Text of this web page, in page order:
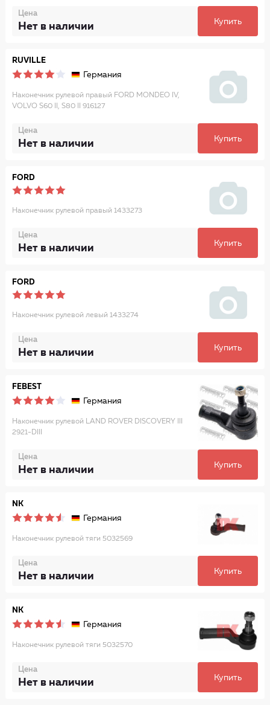
Цена
Нет в наличии Купить
RUVILLE
Германия
Наконечник рулевой правый FORD MONDEO IV,
VOLVO S60 II, S80 II 916127
Цена
Нет в наличии Купить
FORD
Наконечник рулевой правый 1433273
Цена
Нет в наличии Купить
FORD
Наконечник рулевой левый 1433274
Цена
Нет в наличии Купить
FEBEST
Германия
Наконечник рулевой LAND ROVER DISCOVERY III
2921-DIII
Цена
Нет в наличии Купить
NK
Германия
Наконечник рулевой тяги 5032569
Цена
Нет в наличии Купить
NK
Германия
Наконечник рулевой тяги 5032570
Цена
Нет в наличии Купить